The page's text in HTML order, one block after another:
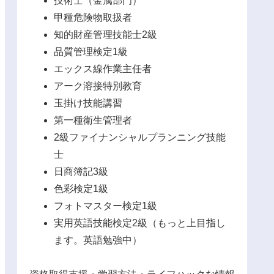
甲種危険物取扱者
知的財産管理技能士2級
品質管理検定1級
エックス線作業主任者
アーク溶接特別教育
玉掛け技能講習
第一種衛生管理者
2級ファイナンシャルプランニング技能
士
日商簿記3級
色彩検定1級
フォトマスター検定1級
実用英語技能検定2級（もっと上目指し
ます。英語勉強中）